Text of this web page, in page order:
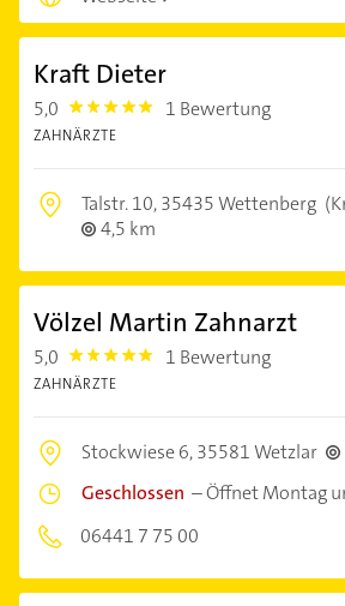
Kraft Dieter
5,0 5.0 1 Bewertung
ZAHNÄRZTE
Talstr. 10,35435 Wettenberg
4,5 km
Völzel Martin Zahnarzt
5,0 5.0 1 Bewertung
ZAHNÄRZTE
Stockwiese 6,35581 Wetzlar
Geschlossen –Öffnet Montag
06441 7 75 00